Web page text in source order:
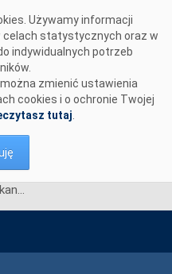
Używamy informacji
celach statystycznych oraz w
indywidualnych potrzeb
zmienić ustawienia
cookies i o ochronie Twojej
tutaj
Spotkanie informacyjne dotyczące zmian w dokumentacji OIRE